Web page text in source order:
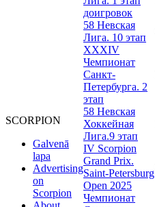
SCORPION
Galvenā
lapa
Advertising
on
Scorpion
доигровок
58 Невская
Лига. 10 этап
XXXIV
Чемпионат
Санкт-
Петербурга. 2
этап
58 Невская
Хоккейная
Лига.9 этап
IV Scorpion
Grand Prix.
Saint-Petersburg
Open 2025
Чемпионат